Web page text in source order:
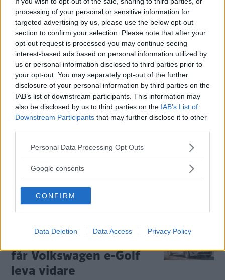
processing of your personal or sensitive information for
targeted advertising by us, please use the below opt-out
section to confirm your selection. Please note that after your
opt-out request is processed you may continue seeing
interest-based ads based on personal information utilized by
us or personal information disclosed to third parties prior to
your opt-out. You may separately opt-out of the further
disclosure of your personal information by third parties on the
IAB’s list of downstream participants. This information may
also be disclosed by us to third parties on the IAB’s List of
Downstream Participants that may further disclose it to other
Please note that this website/app uses one or more Google
not limited to your visit or usage behaviour. You may click to
use your data for below specified purposes in below Google
consent section.
Personal Data Processing Opt Outs
Google consents
CONFIRM
Data Deletion Data Access Privacy Policy
BMW i3 fortsätter öka –
nio år efter premiären
27 januari 2022
”Gamlingen” BMW i3 fyller nio år i år
men kämpar ändå på bra i registreringsstatistiken. Än så
länge finns ingen direkt ersättare i sikte.
4 kommentarer Gasa (9) Bromsa (6)
Begagnat: BMW i3
(2013-)
BEGBIL 9 mars 2021 BMW i3 lockar med utsläppsfri körglädje,
men har också nackdelar. Vi granskar den populära elbilen
som begagnad – läs innan du slår till!
Högtryck för elbilar: Nu
får Volkswagen e-Golf
leva vidare